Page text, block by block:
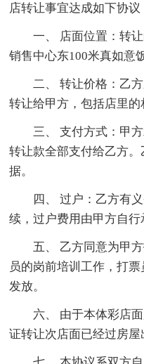
店转让事宜达成如下协议
一、 店面位置：转
销售中心东100米真如意
二、 转让价格：乙
转让给甲方，包括店里的
三、 支付方式：甲
转让款全部支付给乙方
据。
四、 过户：乙方有
续，过户费用由甲方自行
五、 乙方同意为甲
员的岗前培训工作，打
发放。
六、 由于本体彩店
证转让次店面已经过房屋